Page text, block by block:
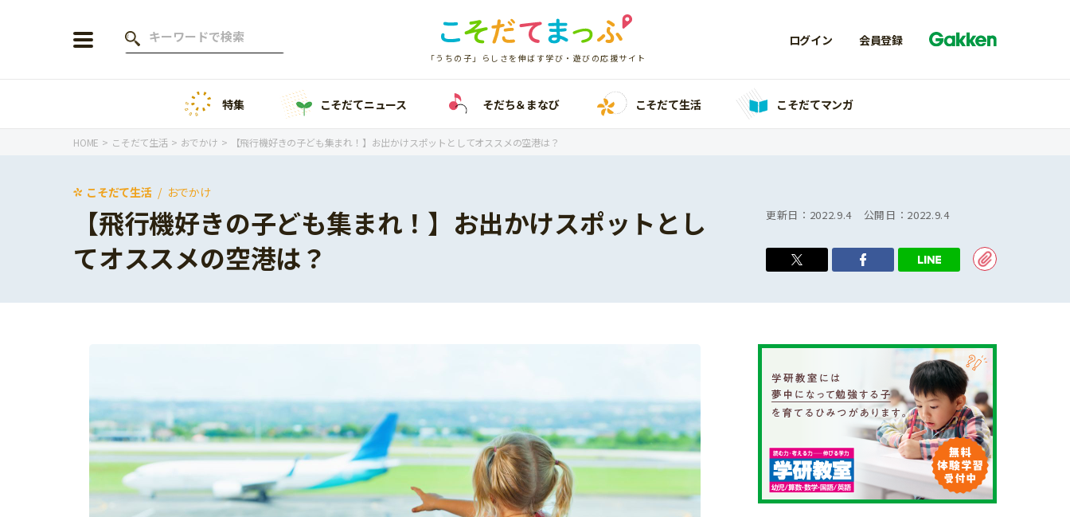
「うちの子」らしさを伸ばす学び・遊びの応援サイト
ログイン 会員登録
年齢から探す
1歳
小学5年生
小学6年生
ワーク・ドリル
幼稚園・保育園
小学校
科学・プログラミング
こそだて生活
住まい
ファッション・美容
行事・イベント
こそだてマンガ
特集 こそだてニュース そだち＆まなび こそだて生活 こそだてマンガ
HOME こそだて生活 おでかけ 【飛行機好きの子ども集まれ！】お出かけスポットとしてオススメの空港は？
こそだて生活 おでかけ
【飛行機好きの子ども集まれ！】お出かけスポットとし
てオススメの空港は？
更新日： 2022.9.4 公開日： 2022.9.4